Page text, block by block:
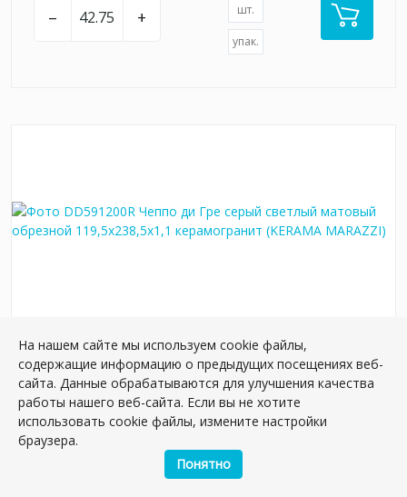
– + шт.
упак.
DD591200R Чеппо ди Гре серый светлый
матовый обрезной 119,5x238,5x1,1
керамогранит
Артикул:DD591200R
Размер: 238*119 см
Вес: 1.15 кг
шт
На нашем сайте мы используем cookie файлы,
содержащие информацию о предыдущих посещениях веб-
сайта. Данные обрабатываются для улучшения качества
работы нашего веб-сайта. Если вы не хотите
использовать cookie файлы, измените настройки
браузера.
Понятно